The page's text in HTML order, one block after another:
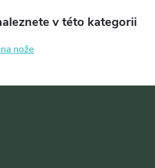
v této kategorii
nože